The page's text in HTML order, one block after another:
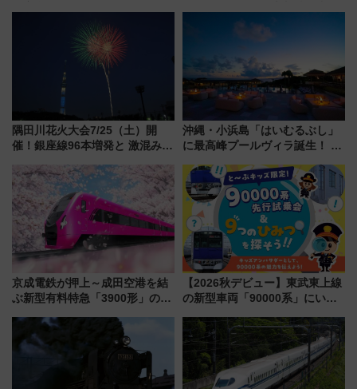
した、推し活遠征や観光時のリ
隅田川花火大会7/25（土）開
催！銀座線96本増発と 激混みの
アクセス攻略法、2万発の花火が
都心の夜に！
沖縄・小浜島「はいむるぶし」
に最高峰プールヴィラ誕生！ 石
美旅「何もしない贅沢」を体験
してみない？
京成電鉄が押上～成田空港を結
ぶ新型有料特急「3900形」のコ
募集も実施
【2026秋デビュー】東武東上線
の新型車両「90000系」にいち
向け先行試乗会でキッズアンバ
サダーになろう